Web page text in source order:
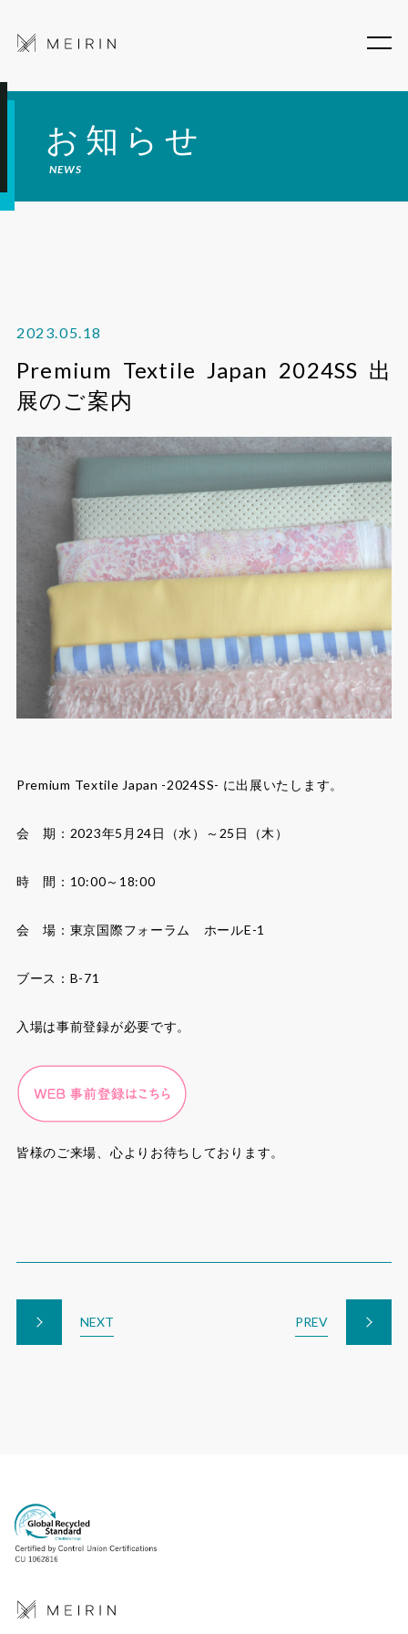
お知らせ
NEWS
2023.05.18
Premium Textile Japan 2024SS 出
展のご案内
Premium Textile Japan -2024SS- に出展いたします。
会 期：2023年5月24日（水）～25日（木）
時 間：10:00～18:00
会 場：東京国際フォーラム ホールE-1
ブース：B-71
入場は事前登録が必要です。
皆様のご来場、心よりお待ちしております。
NEXT PREV